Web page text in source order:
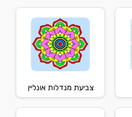
צביעת מנדלות אונליין